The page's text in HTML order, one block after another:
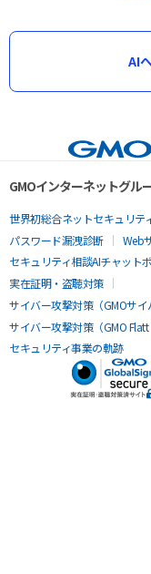
AI
GMOインターネットグル
世界初総合ネットセキュリテ
パスワード漏洩診断
Web
セキュリティ相談AIチャット
実在証明・盗聴対策
サイバー攻撃対策（GMOサイ
サイバー攻撃対策（GMO Flatt
セキュリティ事業の軌跡